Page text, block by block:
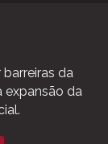
da
expansão da